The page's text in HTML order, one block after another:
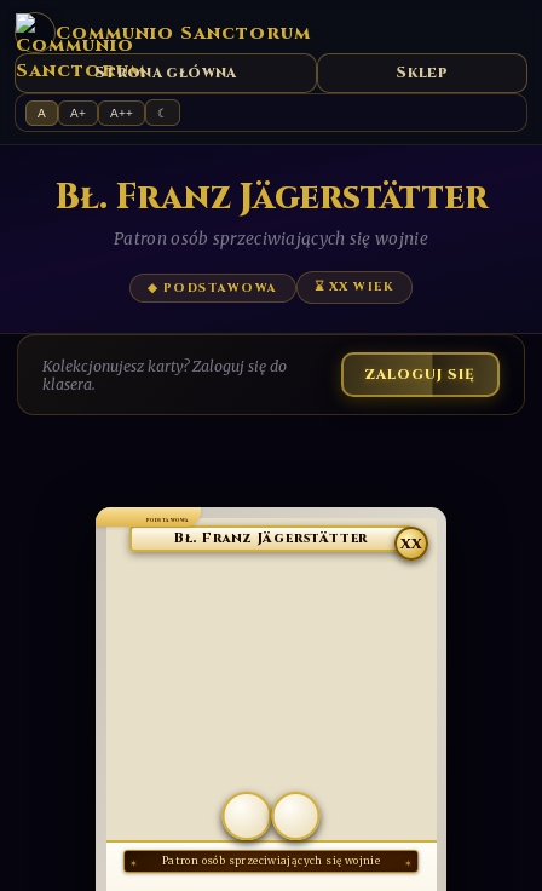
Communio Sanctorum
Strona główna Sklep
A A+ A++ ☾
​Bł. Franz Jägerstätter
Patron osób sprzeciwiających się wojnie
◆ PODSTAWOWA ⌛ XX WIEK
Kolekcjonujesz karty? Zaloguj się do
klasera.
ZALOGUJ SIĘ